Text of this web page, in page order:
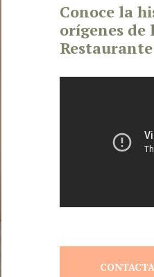
Conoce la
orígenes de